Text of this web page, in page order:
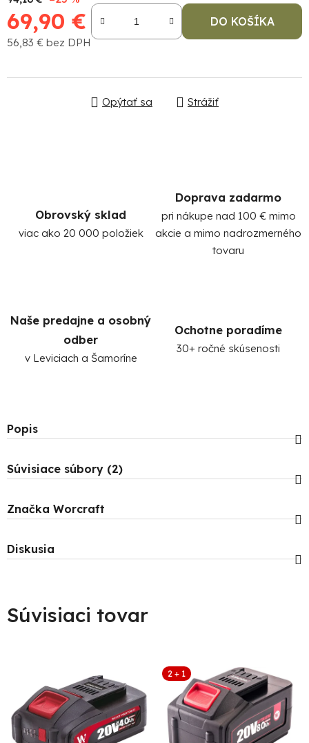
69,90 €
56,83 € bez DPH
DO KOŠÍKA
Opýtať sa Strážiť
Obrovský sklad
viac ako 20 000 položiek
Doprava zadarmo
pri nákupe nad 100 € mimo
akcie a mimo nadrozmerného
tovaru
Naše predajne a osobný
odber
v Leviciach a Šamoríne
Ochotne poradíme
30+ ročné skúsenosti
Popis
Súvisiace súbory (2)
Značka Worcraft
Diskusia
Súvisiaci tovar
2 + 1